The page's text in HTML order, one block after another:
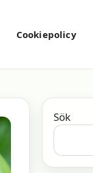
Cookiepolicy
Sök